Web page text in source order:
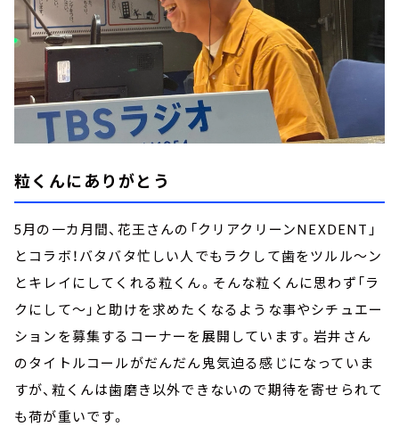
粒くんにありがとう
5月の一カ月間、花王さんの「クリアクリーンNEXDENT」
とコラボ！バタバタ忙しい人でもラクして歯をツルル～ン
とキレイにしてくれる粒くん。そんな粒くんに思わず「ラ
クにして～」と助けを求めたくなるような事やシチュエー
ションを募集するコーナーを展開しています。岩井さん
のタイトルコールがだんだん鬼気迫る感じになっていま
すが、粒くんは歯磨き以外できないので期待を寄せられて
も荷が重いです。